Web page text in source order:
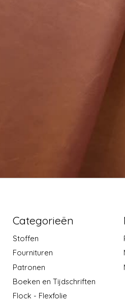
Categorieën
Stoffen
Fournituren
Patronen
Boeken en Tijdschriften
Flock - Flexfolie